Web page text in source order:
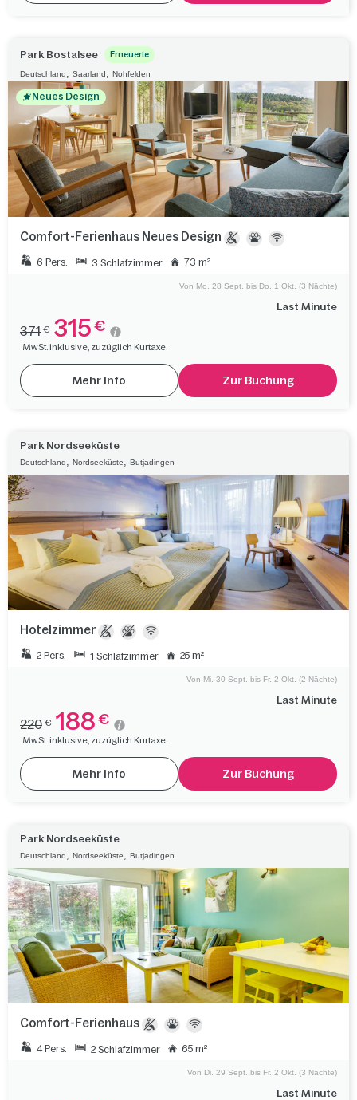
Park Bostalsee Erneuerte
Deutschland Saarland Nohfelden
Neues Design
Comfort-Ferienhaus Neues Design
6 Pers. 3 Schlafzimmer 73 m²
Last Minute
Von Mo. 28 Sept. bis Do. 1 Okt. (3 Nächte)
371 € 315 €
MwSt. inklusive, zuzüglich Kurtaxe.
Mehr Info Zur Buchung
Park Nordseeküste
Deutschland Nordseeküste Butjadingen
Hotelzimmer
2 Pers. 1 Schlafzimmer 25 m²
Last Minute
Von Mi. 30 Sept. bis Fr. 2 Okt. (2 Nächte)
220 € 188 €
MwSt. inklusive, zuzüglich Kurtaxe.
Mehr Info Zur Buchung
Park Nordseeküste
Deutschland Nordseeküste Butjadingen
Comfort-Ferienhaus
4 Pers. 2 Schlafzimmer 65 m²
Last Minute
Von Di. 29 Sept. bis Fr. 2 Okt. (3 Nächte)